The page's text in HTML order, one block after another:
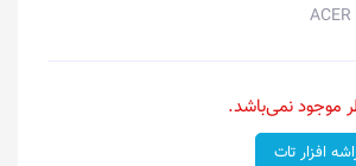
موجود نمی‌باشد.
افزار تات